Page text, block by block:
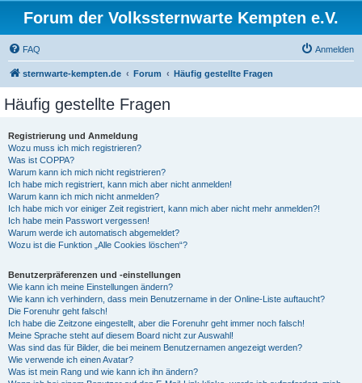
Forum der Volkssternwarte Kempten e.V.
FAQ Anmelden
sternwarte-kempten.de Forum Häufig gestellte Fragen
Häufig gestellte Fragen
Registrierung und Anmeldung
Wozu muss ich mich registrieren?
Was ist COPPA?
Warum kann ich mich nicht registrieren?
Ich habe mich registriert, kann mich aber nicht anmelden!
Warum kann ich mich nicht anmelden?
Ich habe mich vor einiger Zeit registriert, kann mich aber nicht mehr anmelden?!
Ich habe mein Passwort vergessen!
Warum werde ich automatisch abgemeldet?
Wozu ist die Funktion „Alle Cookies löschen“?
Benutzerpräferenzen und -einstellungen
Wie kann ich meine Einstellungen ändern?
Wie kann ich verhindern, dass mein Benutzername in der Online-Liste auftaucht?
Die Forenuhr geht falsch!
Ich habe die Zeitzone eingestellt, aber die Forenuhr geht immer noch falsch!
Meine Sprache steht auf diesem Board nicht zur Auswahl!
Was sind das für Bilder, die bei meinem Benutzernamen angezeigt werden?
Wie verwende ich einen Avatar?
Was ist mein Rang und wie kann ich ihn ändern?